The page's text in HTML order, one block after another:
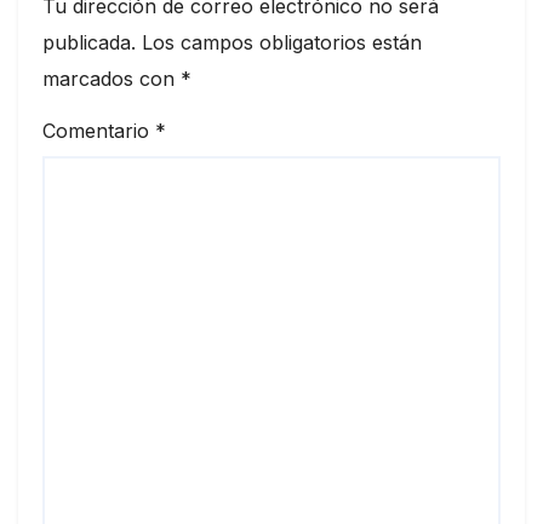
Tu dirección de correo electrónico no será
publicada. Los campos obligatorios están
marcados con *
Comentario *